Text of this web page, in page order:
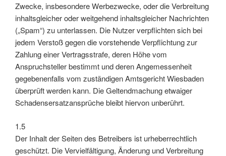
Zwecke, insbesondere Werbezwecke, oder die Verbreitung
inhaltsgleicher oder weitgehend inhaltsgleicher Nachrichten
(„Spam“) zu unterlassen. Die Nutzer verpflichten sich bei
jedem Verstoß gegen die vorstehende Verpflichtung zur
Zahlung einer Vertragsstrafe, deren Höhe vom
Anspruchsteller bestimmt und deren Angemessenheit
gegebenenfalls vom zuständigen Amtsgericht Wiesbaden
überprüft werden kann. Die Geltendmachung etwaiger
Schadensersatzansprüche bleibt hiervon unberührt.
1.5
Der Inhalt der Seiten des Betreibers ist urheberrechtlich
geschützt. Die Vervielfältigung, Änderung und Verbreitung